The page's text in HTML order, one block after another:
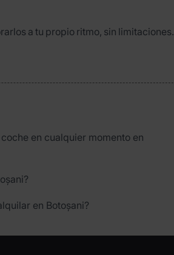
a tu propio ritmo, sin limitaciones.
en cualquier momento en
en Botoșani?